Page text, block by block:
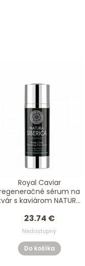
Royal Caviar
sérum na
s kaviárom NATURA
23.74 €
Nedostupný
Do košíka